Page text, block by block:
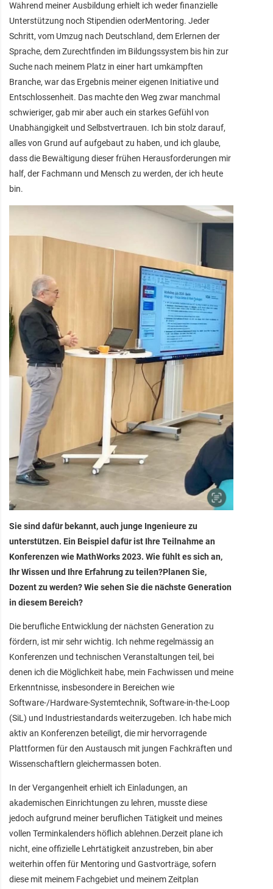
Während meiner Ausbildung erhielt ich weder finanzielle
Unterstützung noch Stipendien oderMentoring. Jeder
Schritt, vom Umzug nach Deutschland, dem Erlernen der
Sprache, dem Zurechtfinden im Bildungssystem bis hin zur
Suche nach meinem Platz in einer hart umkämpften
Branche, war das Ergebnis meiner eigenen Initiative und
Entschlossenheit. Das machte den Weg zwar manchmal
schwieriger, gab mir aber auch ein starkes Gefühl von
Unabhängigkeit und Selbstvertrauen. Ich bin stolz darauf,
alles von Grund auf aufgebaut zu haben, und ich glaube,
dass die Bewältigung dieser frühen Herausforderungen mir
half, der Fachmann und Mensch zu werden, der ich heute
bin.
Sie sind dafür bekannt, auch junge Ingenieure zu
unterstützen. Ein Beispiel dafür ist Ihre Teilnahme an
Konferenzen wie MathWorks 2023. Wie fühlt es sich an,
Ihr Wissen und Ihre Erfahrung zu teilen?Planen Sie,
Dozent zu werden? Wie sehen Sie die nächste Generation
in diesem Bereich?
Die berufliche Entwicklung der nächsten Generation zu
fördern, ist mir sehr wichtig. Ich nehme regelmässig an
Konferenzen und technischen Veranstaltungen teil, bei
denen ich die Möglichkeit habe, mein Fachwissen und meine
Erkenntnisse, insbesondere in Bereichen wie
Software-/Hardware-Systemtechnik, Software-in-the-Loop
(SiL) und Industriestandards weiterzugeben. Ich habe mich
aktiv an Konferenzen beteiligt, die mir hervorragende
Plattformen für den Austausch mit jungen Fachkräften und
Wissenschaftlern gleichermassen boten.
In der Vergangenheit erhielt ich Einladungen, an
akademischen Einrichtungen zu lehren, musste diese
jedoch aufgrund meiner beruflichen Tätigkeit und meines
vollen Terminkalenders höflich ablehnen.Derzeit plane ich
nicht, eine offizielle Lehrtätigkeit anzustreben, bin aber
weiterhin offen für Mentoring und Gastvorträge, sofern
diese mit meinem Fachgebiet und meinem Zeitplan